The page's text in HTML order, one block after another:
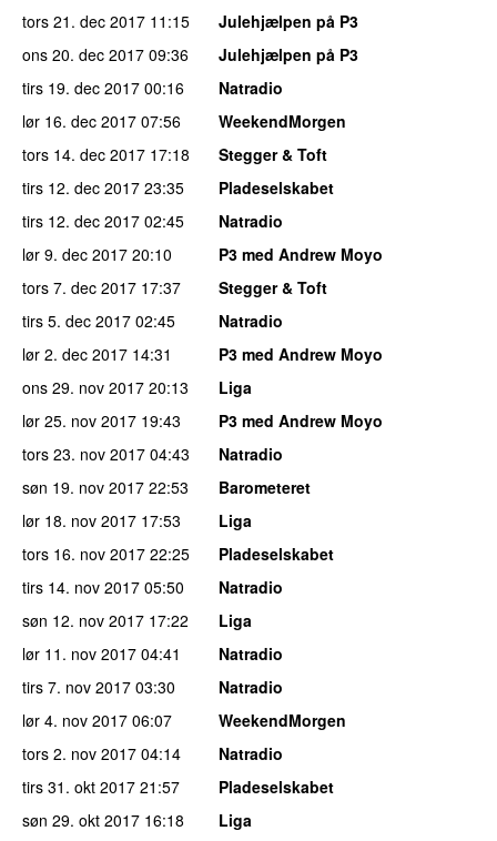
tors 21. dec 2017 11:15
Julehjælpen på P3
ons 20. dec 2017 09:36
Julehjælpen på P3
tirs 19. dec 2017 00:16
Natradio
lør 16. dec 2017 07:56
WeekendMorgen
tors 14. dec 2017 17:18
Stegger & Toft
tirs 12. dec 2017 23:35
Pladeselskabet
tirs 12. dec 2017 02:45
Natradio
lør 9. dec 2017 20:10
P3 med Andrew Moyo
tors 7. dec 2017 17:37
Stegger & Toft
tirs 5. dec 2017 02:45
Natradio
lør 2. dec 2017 14:31
P3 med Andrew Moyo
ons 29. nov 2017 20:13
Liga
lør 25. nov 2017 19:43
P3 med Andrew Moyo
tors 23. nov 2017 04:43
Natradio
søn 19. nov 2017 22:53
Barometeret
lør 18. nov 2017 17:53
Liga
tors 16. nov 2017 22:25
Pladeselskabet
tirs 14. nov 2017 05:50
Natradio
søn 12. nov 2017 17:22
Liga
lør 11. nov 2017 04:41
Natradio
tirs 7. nov 2017 03:30
Natradio
lør 4. nov 2017 06:07
WeekendMorgen
tors 2. nov 2017 04:14
Natradio
tirs 31. okt 2017 21:57
Pladeselskabet
søn 29. okt 2017 16:18
Liga